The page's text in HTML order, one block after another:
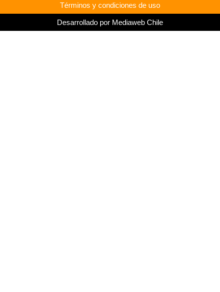
Términos y condiciones de uso
Desarrollado por Mediaweb Chile